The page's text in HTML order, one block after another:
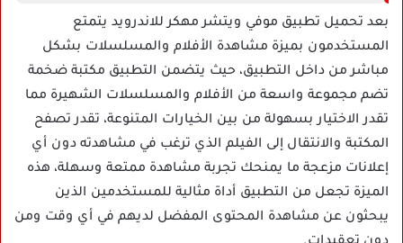
بعد تحميل تطبيق موفي ويتشر مهكر للاندرويد يتمتع
المستخدمون بميزة مشاهدة الأفلام والمسلسلات بشكل
مباشر من داخل التطبيق، حيث يتضمن التطبيق مكتبة ضخمة
تضم مجموعة واسعة من الأفلام والمسلسلات الشهيرة مما
تقدر الاختيار بسهولة من بين الخيارات المتنوعة، تقدر تصفح
المكتبة والانتقال إلى الفيلم الذي ترغب في مشاهدته دون أي
إعلانات مزعجة ما يمنحك تجربة مشاهدة ممتعة وسهلة، هذه
الميزة تجعل من التطبيق أداة مثالية للمستخدمين الذين
يبحثون عن مشاهدة المحتوى المفضل لديهم في أي وقت ومن